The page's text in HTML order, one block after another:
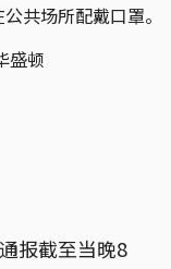
共场所配戴口罩。
盛顿
报截至当晚8